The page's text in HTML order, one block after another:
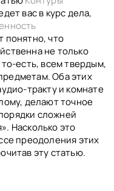
вас в курс дела,
понятно, что
не только
есть, всем твердым,
Оба этих
тракту и комнате
делают точное
сложней
Насколько это
преодоления этих
эту статью.